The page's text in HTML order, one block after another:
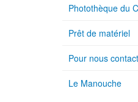
Photothèque du
Prêt de matériel
Pour nous
Le Manouche